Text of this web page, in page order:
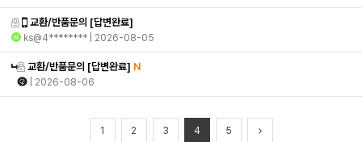
교환/반품문의 [답변완료]
ks@4******** | 2026-08-05
교환/반품문의 [답변완료] N
| 2026-08-06
1 2 3 4 5